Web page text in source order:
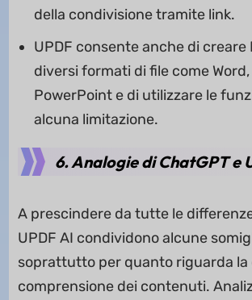
della condivisione tramite link.
UPDF consente anche di creare
diversi formati di file come
PowerPoint e di utilizzare le
alcuna limitazione.
6. Analogie di ChatGPT e
A prescindere da tutte le
UPDF AI condividono alcune
soprattutto per quanto riguarda la
comprensione dei contenuti.